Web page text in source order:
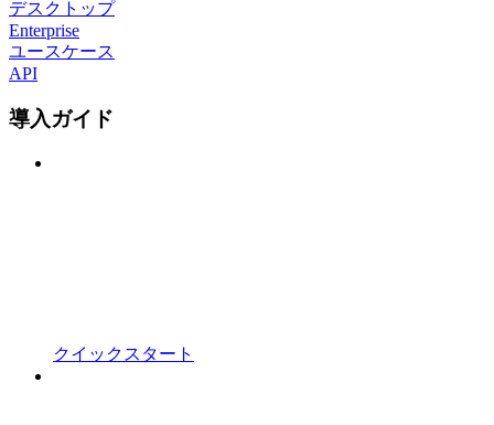
デスクトップ
Enterprise
ユースケース
API
導入ガイド
クイックスタート